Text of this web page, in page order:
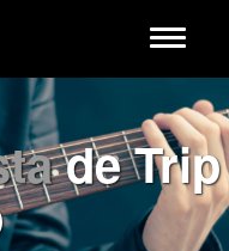
Toggle
de Trip